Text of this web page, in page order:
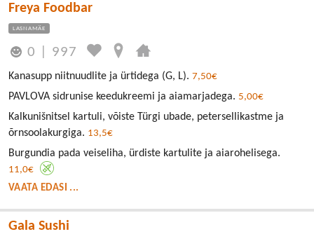
Freya Foodbar
LASNAMÄE
0 997
Kanasupp niitnuudlite ja ürtidega (G, L). 7,50€
PAVLOVA sidrunise keedukreemi ja aiamarjadega. 5,00€
Kalkunišnitsel kartuli, võiste Türgi ubade, petersellikastme ja
õrnsoolakurgiga. 13,5€
Burgundia pada veiseliha, ürdiste kartulite ja aiarohelisega.
11,0€
VAATA EDASI ...
Gala Sushi